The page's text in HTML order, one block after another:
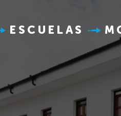
ESCUELAS